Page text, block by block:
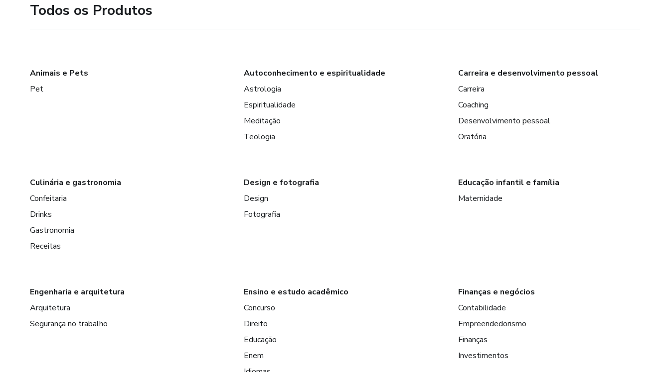
Todos os Produtos
Animais e Pets
Pet
Autoconhecimento e espiritualidade
Astrologia
Espiritualidade
Meditação
Teologia
Carreira e desenvolvimento pessoal
Carreira
Coaching
Desenvolvimento pessoal
Oratória
Culinária e gastronomia
Confeitaria
Drinks
Gastronomia
Receitas
Design e fotografia
Design
Fotografia
Educação infantil e família
Maternidade
Engenharia e arquitetura
Arquitetura
Segurança no trabalho
Ensino e estudo acadêmico
Concurso
Direito
Educação
Enem
Finanças e negócios
Contabilidade
Empreendedorismo
Finanças
Investimentos